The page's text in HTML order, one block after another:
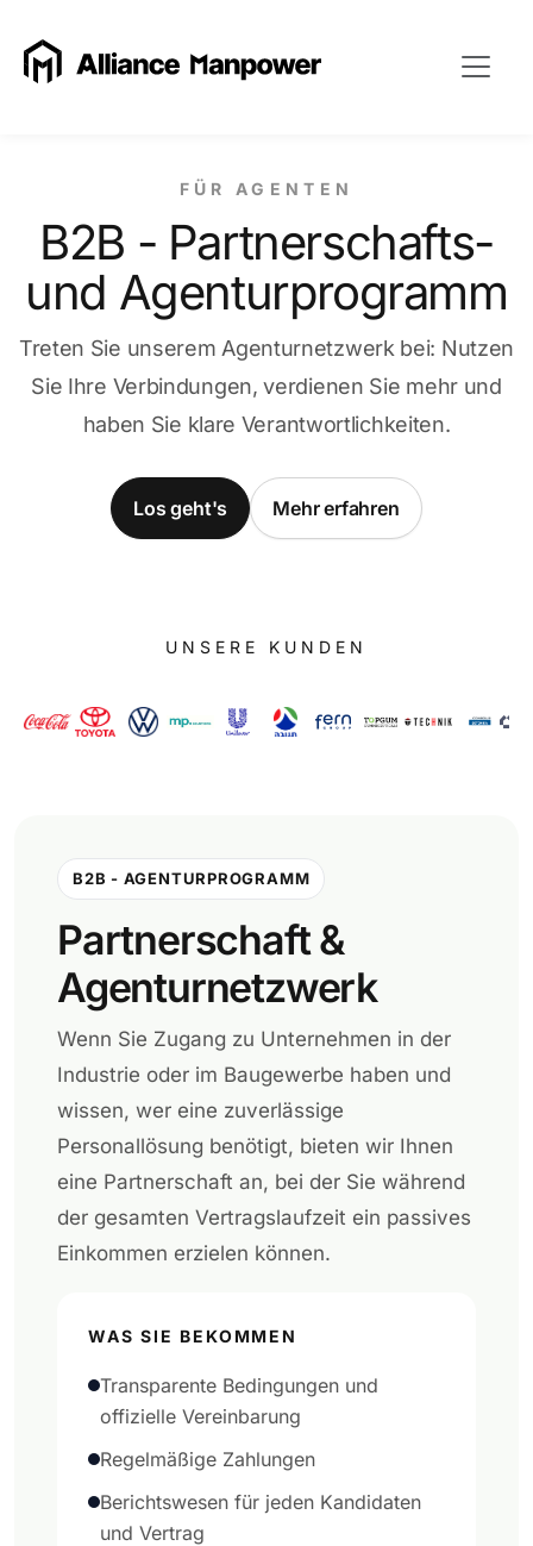
FÜR AGENTEN
B2B - Partnerschafts-
und Agenturprogramm
Treten Sie unserem Agenturnetzwerk bei: Nutzen
Sie Ihre Verbindungen, verdienen Sie mehr und
haben Sie klare Verantwortlichkeiten.
Los geht's Mehr erfahren
UNSERE KUNDEN
B2B - AGENTURPROGRAMM
Partnerschaft &
Agenturnetzwerk
Wenn Sie Zugang zu Unternehmen in der
Industrie oder im Baugewerbe haben und
wissen, wer eine zuverlässige
Personallösung benötigt, bieten wir Ihnen
eine Partnerschaft an, bei der Sie während
der gesamten Vertragslaufzeit ein passives
Einkommen erzielen können.
WAS SIE BEKOMMEN
Transparente Bedingungen und
offizielle Vereinbarung
Regelmäßige Zahlungen
Berichtswesen für jeden Kandidaten
und Vertrag